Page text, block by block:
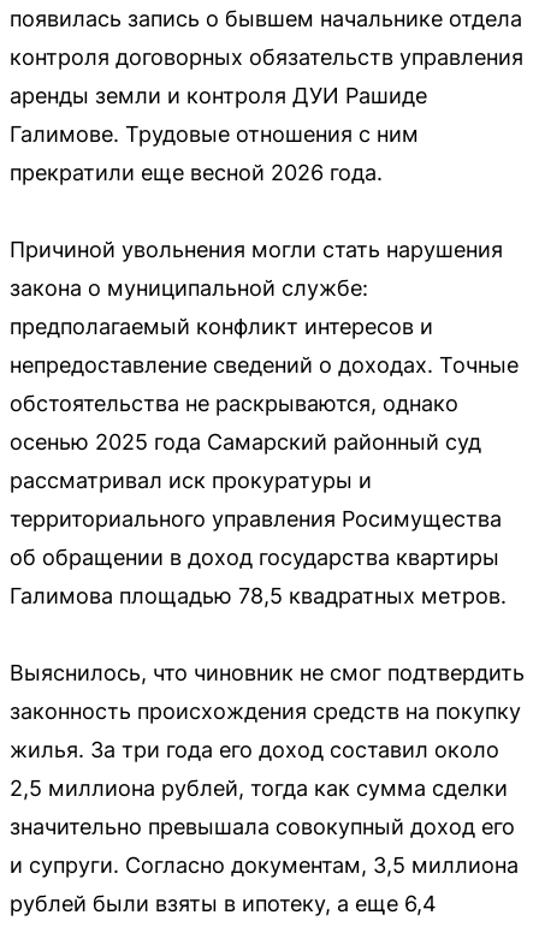
появилась запись о бывшем начальнике отдела
контроля договорных обязательств управления
аренды земли и контроля ДУИ Рашиде
Галимове. Трудовые отношения с ним
прекратили еще весной 2026 года.
Причиной увольнения могли стать нарушения
закона о муниципальной службе:
предполагаемый конфликт интересов и
непредоставление сведений о доходах. Точные
обстоятельства не раскрываются, однако
осенью 2025 года Самарский районный суд
рассматривал иск прокуратуры и
территориального управления Росимущества
об обращении в доход государства квартиры
Галимова площадью 78,5 квадратных метров.
Выяснилось, что чиновник не смог подтвердить
законность происхождения средств на покупку
жилья. За три года его доход составил около
2,5 миллиона рублей, тогда как сумма сделки
значительно превышала совокупный доход его
и супруги. Согласно документам, 3,5 миллиона
рублей были взяты в ипотеку, а еще 6,4